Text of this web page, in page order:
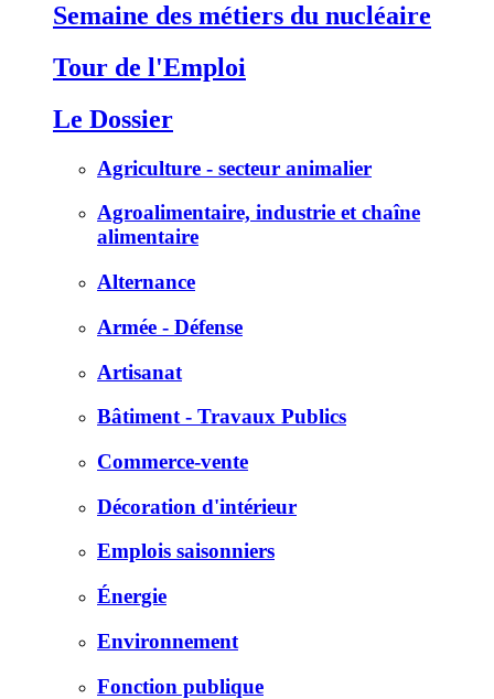
Semaine des métiers du nucléaire
Tour de l'Emploi
Le Dossier
Agriculture - secteur animalier
Agroalimentaire, industrie et chaîne
alimentaire
Alternance
Armée - Défense
Artisanat
Bâtiment - Travaux Publics
Commerce-vente
Décoration d'intérieur
Emplois saisonniers
Énergie
Environnement
Fonction publique